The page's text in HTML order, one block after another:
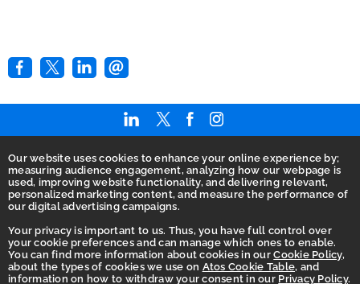
Our website uses cookies to enhance your online experience by;
measuring audience engagement, analyzing how our webpage is
used, improving website functionality, and delivering relevant,
personalized marketing content, and measure the performance of
our digital advertising campaigns.
Your privacy is important to us. Thus, you have full control over
your cookie preferences and can manage which ones to enable.
You can find more information about cookies in ourCookie Policy,
about the types of cookies we use on Atos Cookie Table, and
information on how to withdraw your consent in our Privacy Policy.
Home
AGB
Barrierefreiheitserklärung
Betrugsbekämpfung
Datenschutz
Ethikkodex